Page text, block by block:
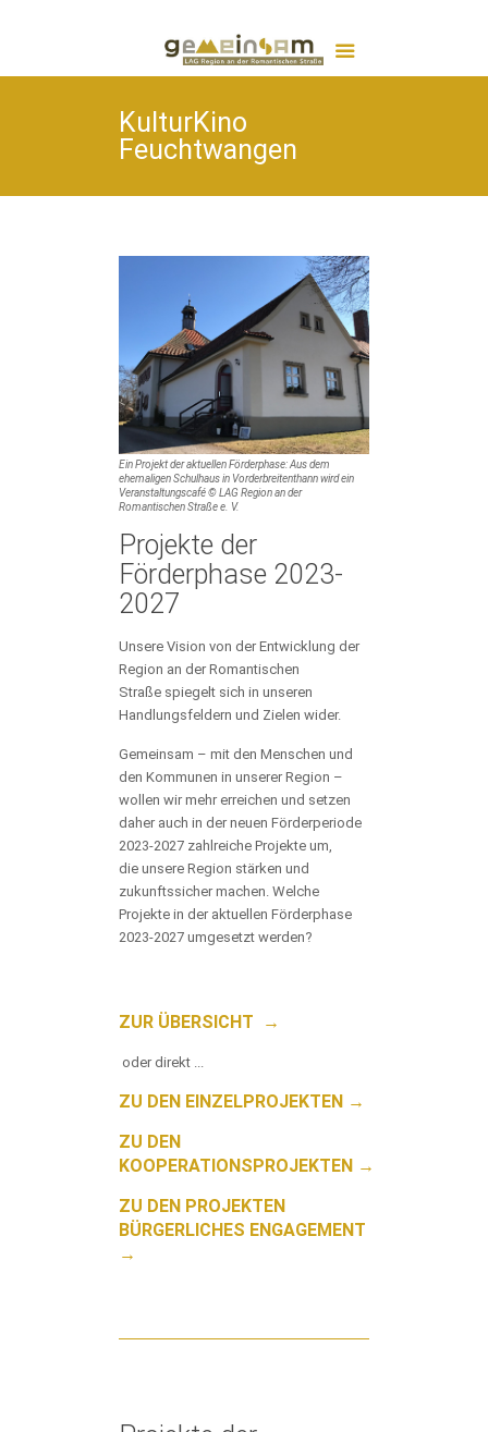
KulturKino
Feuchtwangen
Ein Projekt der aktuellen Förderphase: Aus dem
ehemaligen Schulhaus in Vorderbreitenthann wird ein
Veranstaltungscafé © LAG Region an der
Romantischen Straße e. V.
Projekte der
Förderphase 2023-
2027
Unsere Vision von der Entwicklung der
Region an der Romantischen
Straße spiegelt sich in unseren
Handlungsfeldern und Zielen wider.
Gemeinsam – mit den Menschen und
den Kommunen in unserer Region –
wollen wir mehr erreichen und setzen
daher auch in der neuen Förderperiode
2023-2027 zahlreiche Projekte um,
die unsere Region stärken und
zukunftssicher machen. Welche
Projekte in der aktuellen Förderphase
2023-2027 umgesetzt werden?
ZUR ÜBERSICHT →
oder direkt ...
ZU DEN EINZELPROJEKTEN →
ZU DEN
KOOPERATIONSPROJEKTEN →
ZU DEN PROJEKTEN
BÜRGERLICHES ENGAGEMENT
→